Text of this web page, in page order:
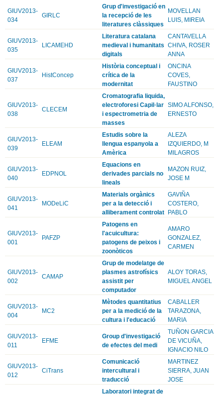
GIUV2013-
034
GIRLC
Grup d'investigació en
la recepció de les
literatures clàssiques
MOVELLAN
LUIS, MIREIA
GIUV2013-
035
LICAMEHD
Literatura catalana
medieval i humanitats
digitals
CANTAVELLA
CHIVA, ROSER
ANNA
GIUV2013-
037
HistConcep
Història conceptual i
crítica de la
modernitat
ONCINA
COVES,
FAUSTINO
GIUV2013-
038
CLECEM
Cromatografia liquida,
electroforesi Capil·lar
i espectrometria de
masses
SIMO ALFONSO,
ERNESTO
GIUV2013-
039
ELEAM
Estudis sobre la
llengua espanyola a
Amèrica
ALEZA
IZQUIERDO, M
MILAGROS
GIUV2013-
040
EDPNOL
Equacions en
derivades parcials no
lineals
MAZON RUIZ,
JOSE M
GIUV2013-
041
MODeLiC
Materials orgànics
per a la detecció i
alliberament controlat
GAVIÑA
COSTERO,
PABLO
GIUV2013-
001
PAFZP
Patogens en
l'acuicultura:
patogens de peixos i
zoonòticos
AMARO
GONZALEZ,
CARMEN
GIUV2013-
002
CAMAP
Grup de modelatge de
plasmes astrofísics
assistit per
computador
ALOY TORAS,
MIGUEL ANGEL
GIUV2013-
004
MC2
Mètodes quantitatius
per a la medició de la
cultura i l'educació
CABALLER
TARAZONA,
MARIA
GIUV2013-
011
EFME
Group d'investigació
de efectes del medi
TUÑON GARCIA
DE VICUÑA,
IGNACIO NILO
GIUV2013-
012
CiTrans
Comunicació
intercultural i
traducció
MARTINEZ
SIERRA, JUAN
JOSE
Laboratori integrat de